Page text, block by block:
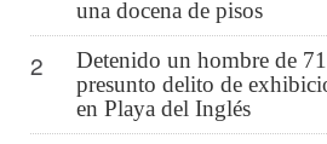
una docena de pisos
2
Detenido un hombre de
presunto delito de
en Playa del Inglés